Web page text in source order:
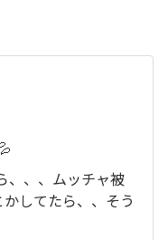
、、、ムッチャ被
してたら、、そう